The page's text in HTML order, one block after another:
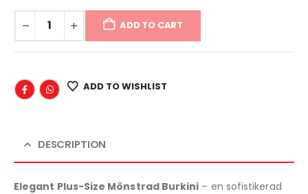
ADD TO CART
ADD TO WISHLIST
DESCRIPTION
Elegant Plus-Size Mönstrad Burkini – en sofistikerad